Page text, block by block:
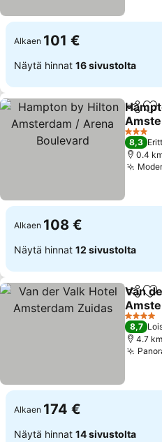
Alkaen 101 €
Näytä hinnat 16 sivustolta
Jaa
Katso
3
8,3
0.4
Alkaen 108 €
Näytä hinnat 12 sivustolta
Jaa
Van
Katso
4
8,7
4.7
Alkaen 174 €
Näytä hinnat 14 sivustolta